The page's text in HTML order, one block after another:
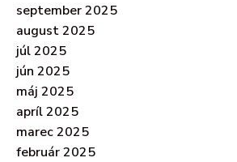
september 2025
august 2025
júl 2025
jún 2025
máj 2025
apríl 2025
marec 2025
február 2025